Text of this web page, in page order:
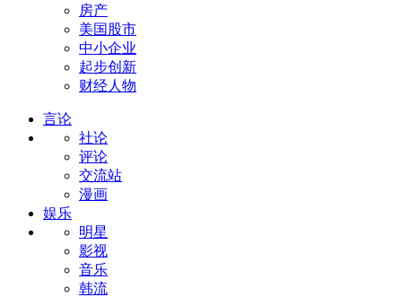
房产
美国股市
中小企业
起步创新
财经人物
言论
社论
评论
交流站
漫画
娱乐
明星
影视
音乐
韩流